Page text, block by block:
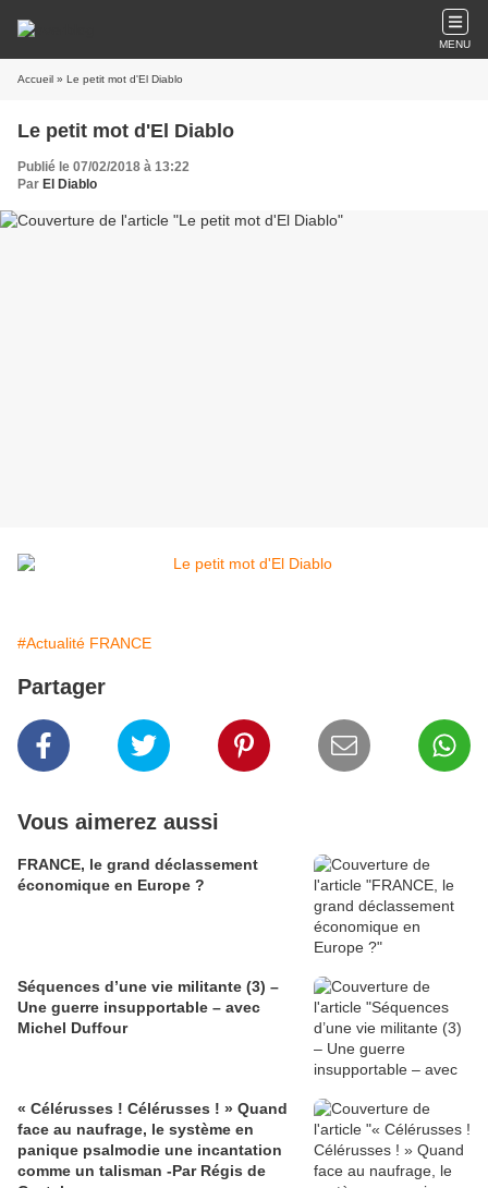
MENU
Accueil » Le petit mot d'El Diablo
Le petit mot d'El Diablo
Publié le 07/02/2018 à 13:22
Par El Diablo
#Actualité FRANCE
Partager
Vous aimerez aussi
FRANCE, le grand déclassement
économique en Europe ?
Séquences d’une vie militante (3) –
Une guerre insupportable – avec
Michel Duffour
« Célérusses ! Célérusses ! » Quand
face au naufrage, le système en
panique psalmodie une incantation
comme un talisman -Par Régis de